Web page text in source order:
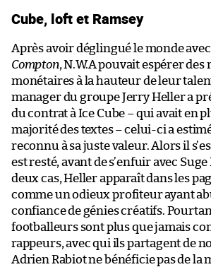
Cube, loft et Ramsey
Après avoir déglingué le monde avec
Compton, N.W.A pouvait espérer des
monétaires à la hauteur de leur
manager du groupe Jerry Heller a
du contrat à Ice Cube – qui avait en
majorité des textes – celui-ci a estimé
reconnu à sa juste valeur. Alors il
est resté, avant de s’enfuir avec
deux cas, Heller apparaît dans les
comme un odieux profiteur ayant
confiance de génies créatifs.
footballeurs sont plus que jamais
rappeurs, avec qui ils partagent de
Adrien Rabiot ne bénéficie pas de la